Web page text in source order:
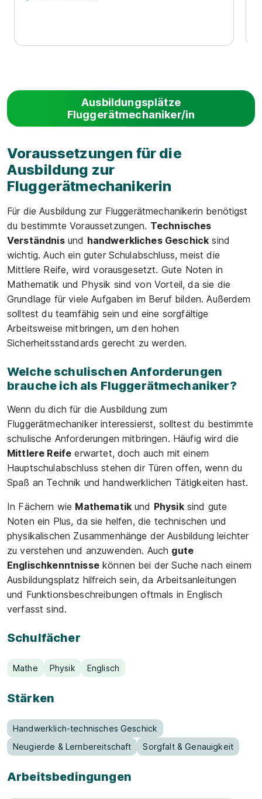
Ausbildungsplätze
Fluggerätmechaniker/in
Voraussetzungen für die
Ausbildung zur
Fluggerätmechanikerin
Für die Ausbildung zur Fluggerätmechanikerin benötigst
du bestimmte Voraussetzungen. Technisches
Verständnisund handwerkliches Geschick sind
wichtig. Auch ein guter Schulabschluss, meist die
Mittlere Reife, wird vorausgesetzt. Gute Noten in
Mathematik und Physik sind von Vorteil, da sie die
Grundlage für viele Aufgaben im Beruf bilden. Außerdem
solltest du teamfähig sein und eine sorgfältige
Arbeitsweise mitbringen, um den hohen
Sicherheitsstandards gerecht zu werden.
Welche schulischen Anforderungen
brauche ich als Fluggerätmechaniker?
Wenn du dich für die Ausbildung zum
Fluggerätmechaniker interessierst, solltest du bestimmte
schulische Anforderungen mitbringen. Häufig wird die
Mittlere Reife erwartet, doch auch mit einem
Hauptschulabschluss stehen dir Türen offen, wenn du
Spaß an Technik und handwerklichen Tätigkeiten hast.
In Fächern wie Mathematik und Physiksind gute
Noten ein Plus, da sie helfen, die technischen und
physikalischen Zusammenhänge der Ausbildung leichter
zu verstehen und anzuwenden. Auch gute
Englischkenntnissekönnen bei der Suche nach einem
Ausbildungsplatz hilfreich sein, da Arbeitsanleitungen
und Funktionsbeschreibungen oftmals in Englisch
verfasst sind.
Schulfächer
Mathe Physik Englisch
Stärken
Handwerklich-technisches Geschick
Neugierde & Lernbereitschaft
Sorgfalt & Genauigkeit
Arbeitsbedingungen